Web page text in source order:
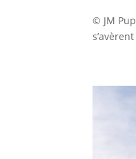
© JM